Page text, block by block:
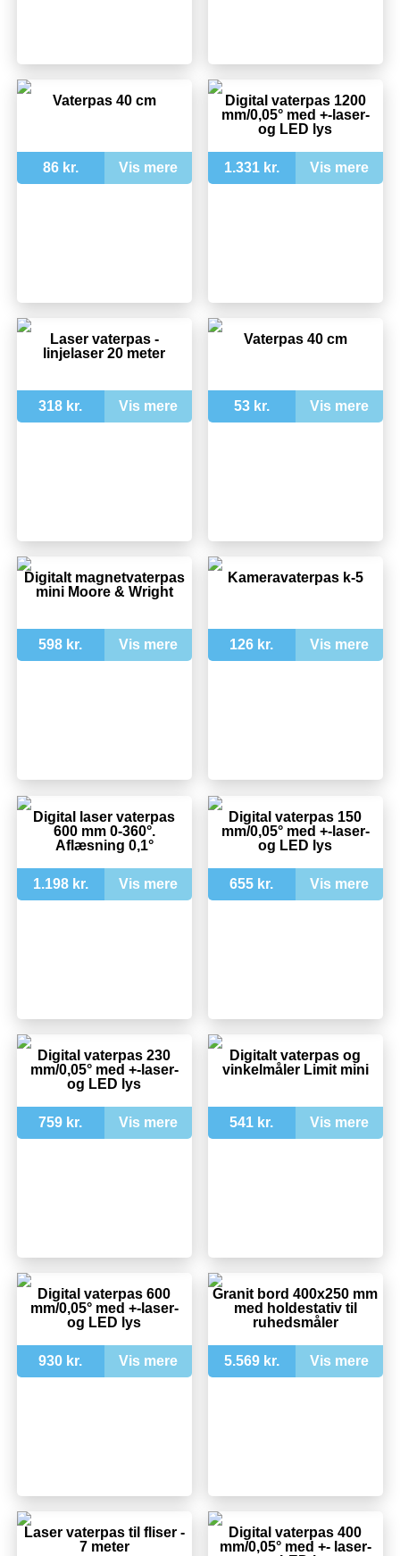
Vaterpas 40 cm
86 kr. Vis mere
Digital vaterpas 1200
mm/0,05° med +-laser-
og LED lys
1.331 kr. Vis mere
Laser vaterpas -
linjelaser 20 meter
318 kr. Vis mere
Vaterpas 40 cm
53 kr. Vis mere
Digitalt magnetvaterpas
mini Moore & Wright
598 kr. Vis mere
Kameravaterpas k-5
126 kr. Vis mere
Digital laser vaterpas
600 mm 0-360°.
Aflæsning 0,1°
1.198 kr. Vis mere
Digital vaterpas 150
mm/0,05° med +-laser-
og LED lys
655 kr. Vis mere
Digital vaterpas 230
mm/0,05° med +-laser-
og LED lys
759 kr. Vis mere
Digitalt vaterpas og
vinkelmåler Limit mini
541 kr. Vis mere
Digital vaterpas 600
mm/0,05° med +-laser-
og LED lys
930 kr. Vis mere
Granit bord 400x250 mm
med holdestativ til
ruhedsmåler
5.569 kr. Vis mere
Laser vaterpas til fliser -
7 meter
Digital vaterpas 400
mm/0,05° med +- laser-